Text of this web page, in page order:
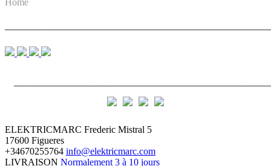
Home
ELEKTRICMARC Frederic Mistral 5
17600 Figueres
+34670255764 info@elektricmarc.com
LIVRAISON Normalement 3 à 10 jours